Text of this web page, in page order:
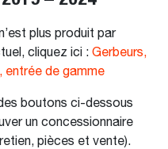
plus produit par
cliquez ici : Gerbeurs,
entrée de gamme
boutons ci-dessous
un concessionnaire
pièces et vente).